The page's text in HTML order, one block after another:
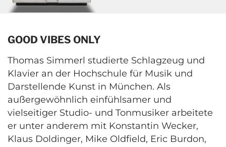
GOOD VIBES ONLY
Thomas Simmerl studierte Schlagzeug und
Klavier an der Hochschule für Musik und
Darstellende Kunst in München. Als
außergewöhnlich einfühlsamer und
vielseitiger Studio- und Tonmusiker arbeitete
er unter anderem mit Konstantin Wecker,
Klaus Doldinger, Mike Oldfield, Eric Burdon,